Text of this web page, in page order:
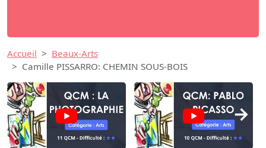
Accueil
Beaux-Arts
Camille PISSARRO: CHEMIN SOUS-BOIS
→